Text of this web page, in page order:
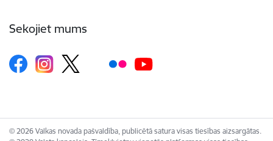
Sekojiet mums
© 2026 Valkas novada pašvaldība, publicētā satura visas tiesības aizsargātas.